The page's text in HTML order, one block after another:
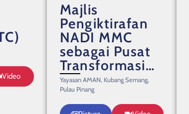
Video
Majlis
Pengiktirafan
NADI MMC
sebagai Pusat
Transformasi
Digital
Kesatuan
Telekomunikasi
Yayasan AMAN, Kubang Semang,
Pulau Pinang